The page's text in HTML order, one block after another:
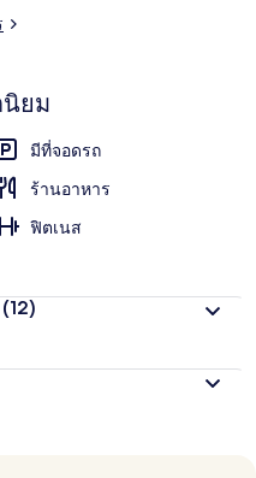
นิยม
มีที่จอดรถ
ร้านอาหาร
ฟิตเนส
(12)